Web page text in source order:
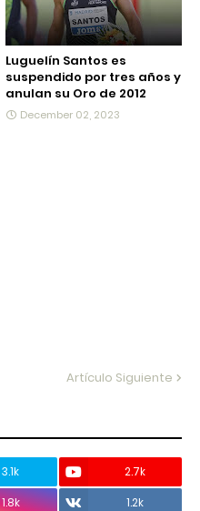
Luguelín Santos es
suspendido por tres años y
anulan su Oro de 2012
December 02, 2023
Artículo Siguiente
3.1k
2.7k
1.8k 1.2k